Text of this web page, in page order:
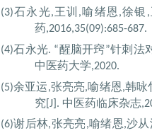
(3)石永光,王训 ,喻绪恩 ,徐银 ,
药,2016,35(09):685-687.
(4)石永光. “醒脑开窍”针刺法
中医药大学,2020.
(5)余亚运,张亮亮,喻绪恩,韩咏
究 [J]. 中医药临床杂志
(6)谢后林,张亮亮,喻绪恩,沙从